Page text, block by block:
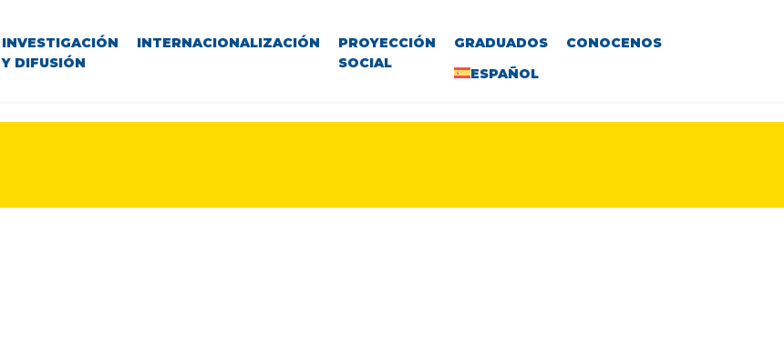
INVESTIGACIÓN
Y DIFUSIÓN
INTERNACIONALIZACIÓN
PROYECCIÓN
SOCIAL
GRADUADOS
CONOCENOS
ESPAÑOL